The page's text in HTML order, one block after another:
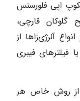
اپی فلورسنس
گلوکان قارچی،
آلرژی‌زاها از
فیلترهای فیبری
از روش خاص هر